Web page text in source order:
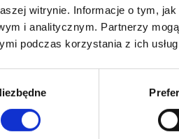
witrynie. Informacje o tym,
i analitycznym. Partnerzy
podczas korzystania z ich